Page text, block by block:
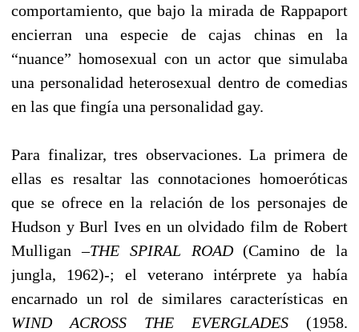
comportamiento, que bajo la mirada de Rappaport
encierran una especie de cajas chinas en la
“nuance” homosexual con un actor que simulaba
una personalidad heterosexual dentro de comedias
en las que fingía una personalidad gay.
Para finalizar, tres observaciones. La primera de
ellas es resaltar las connotaciones homoeróticas
que se ofrece en la relación de los personajes de
Hudson y Burl Ives en un olvidado film de Robert
Mulligan –THE SPIRAL ROAD(Camino de la
jungla, 1962)-; el veterano intérprete ya había
encarnado un rol de similares características en
WIND ACROSS THE EVERGLADES (1958.